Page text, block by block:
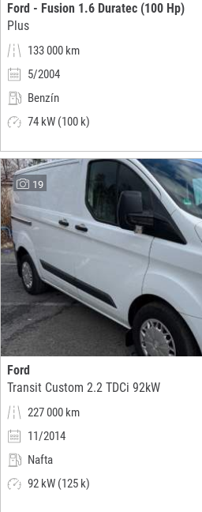
Ford - Fusion 1.6 Duratec (100 Hp)
Plus
133 000 km
5/2004
Benzín
74 kW (100 k)
19
Ford
Transit Custom 2.2 TDCi 92kW
227 000 km
11/2014
Nafta
92 kW (125 k)